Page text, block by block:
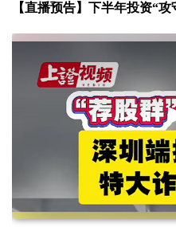
【直播预告】下半年投资“